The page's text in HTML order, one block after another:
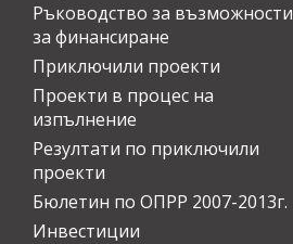
Ръководство за възможности
за финансиране
Приключили проекти
Проекти в процес на
изпълнение
Резултати по приключили
проекти
Бюлетин по ОПРР 2007-2013г.
Инвестиции